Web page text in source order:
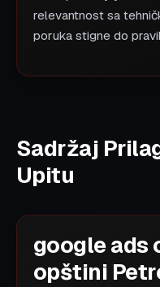
relevantnost sa
poruka stigne do
Sadržaj
Upitu
google ads
opštini